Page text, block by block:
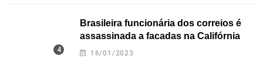
Brasileira funcionária dos correios é
assassinada a facadas na Califórnia
16/01/2023